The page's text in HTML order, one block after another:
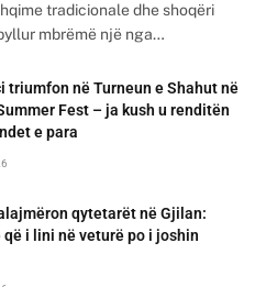
tradicionale dhe shoqëri
mbrëmë një nga…
triumfon në Turneun e Shahut në
Fest – ja kush u renditën
e para
qytetarët në Gjilan:
që i lini në veturë po i joshin